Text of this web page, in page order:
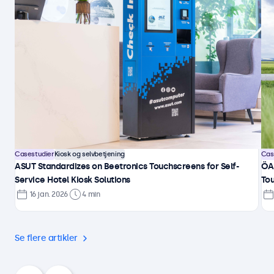
Se flere artikler
CasestudierKiosk og selvbetjening
ASUT Standardizes on Beetronics Touchscreens for Self-
Service Hotel Kiosk Solutions
16 jan. 2026 4 min